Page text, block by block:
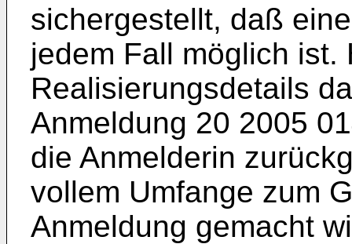
sichergestellt, daß
jedem Fall möglich
Realisierungsdetails
Anmeldung 20 2005
die Anmelderin
vollem Umfange zum
Anmeldung gemacht